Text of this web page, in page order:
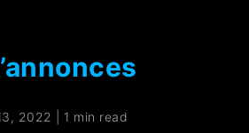
2022 1 min read